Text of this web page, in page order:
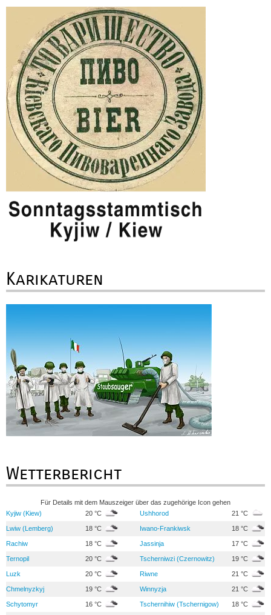
Karikaturen
Wetterbericht
Für Details mit dem Mauszeiger über das zugehörige Icon gehen
Kyjiw (Kiew)
20 °C Ushhorod 21 °C
Lwiw (Lemberg) 18 °C Iwano-Frankiwsk 18 °C
Rachiw 18 °C Jassinja 17 °C
Ternopil 20 °C Tscherniwzi (Czernowitz) 19 °C
Luzk 20 °C Riwne 21 °C
Chmelnyzkyj 19 °C Winnyzja 21 °C
Schytomyr 16 °C Tschernihiw (Tschernigow) 18 °C